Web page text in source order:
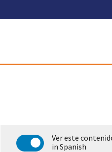
Ver este
in Spanish